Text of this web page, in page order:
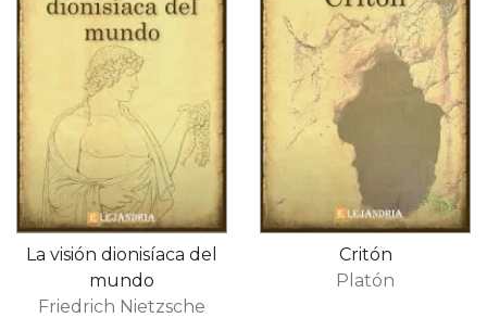
La visión dionisíaca del
mundo
Friedrich Nietzsche
Critón
Platón